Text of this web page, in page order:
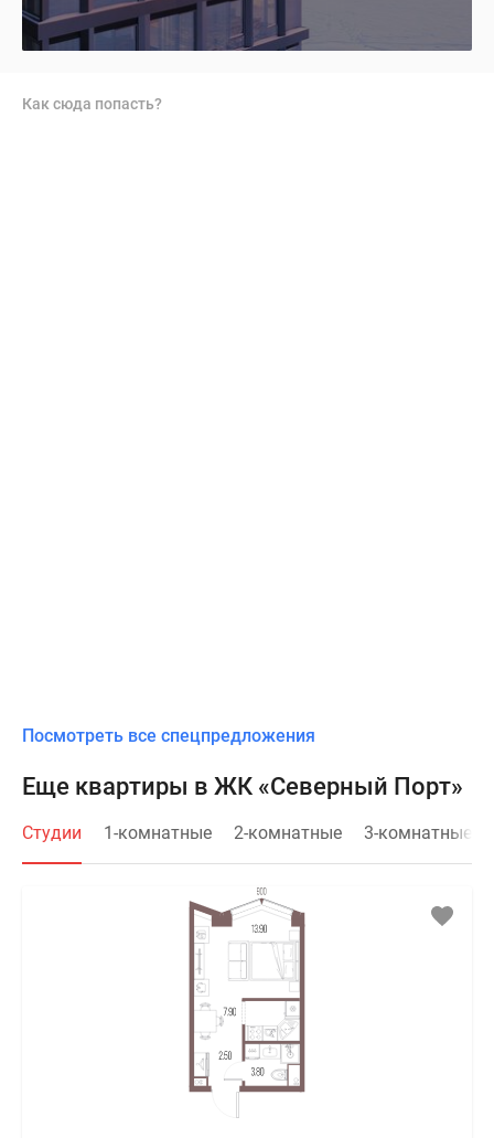
Как сюда попасть?
Посмотреть все спецпредложения
Еще квартиры в ЖК «Северный Порт»
Студии 1-комнатные 2-комнатные 3-комнатные